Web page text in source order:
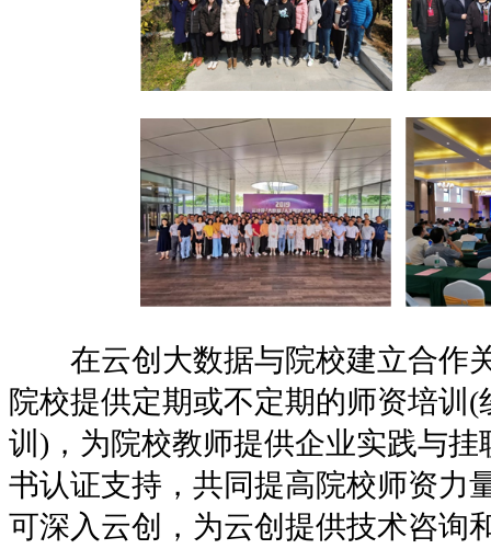
在云创大数据与院校建立合作
院校提供定期或不定期的师资培训
训)，为院校教师提供企业实践与
书认证支持，共同提高院校师资力
可深入云创，为云创提供技术咨询